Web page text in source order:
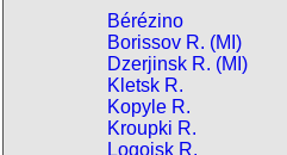
Bérézino
Borissov R. (MI)
Dzerjinsk R. (MI)
Kletsk R.
Kopyle R.
Kroupki R.
Logoisk R.